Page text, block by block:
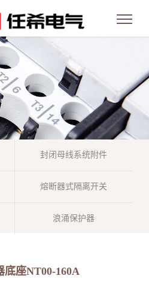
封闭母线系统附件
熔断器式隔离开关
浪涌保护器
底座NT00-160A